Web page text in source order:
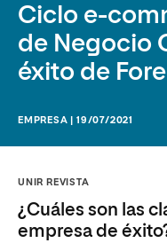
Ciclo e-
de Negocio
éxito de
EMPRESA | 19/07/2021
UNIR REVISTA
¿Cuáles son las
empresa de